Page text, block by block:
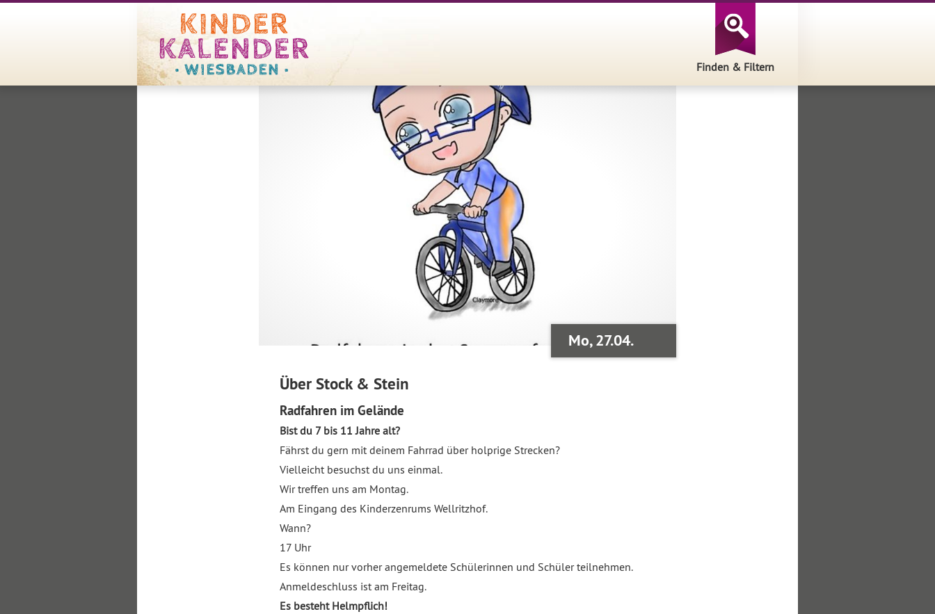
Finden & Filtern
Mo, 27.04.
Über Stock & Stein
Radfahren im Gelände
Bist du 7 bis 11 Jahre alt?
Fährst du gern mit deinem Fahrrad über holprige Strecken?
Vielleicht besuchst du uns einmal.
Wir treffen uns am Montag.
Am Eingang des Kinderzenrums Wellritzhof.
Wann?
17 Uhr
Es können nur vorher angemeldete Schülerinnen und Schüler teilnehmen.
Anmeldeschluss ist am Freitag.
Es besteht Helmpflich!